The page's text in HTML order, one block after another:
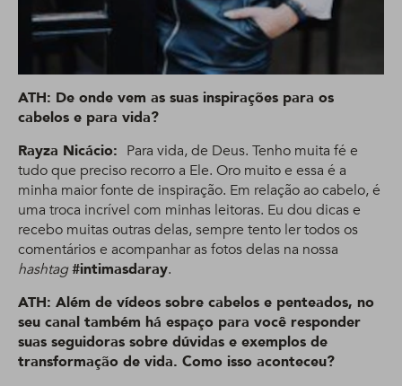
ATH: De onde vem as suas inspirações para os
cabelos e para vida?
Rayza Nicácio: Para vida, de Deus. Tenho muita fé e
tudo que preciso recorro a Ele. Oro muito e essa é a
minha maior fonte de inspiração. Em relação ao cabelo, é
uma troca incrível com minhas leitoras. Eu dou dicas e
recebo muitas outras delas, sempre tento ler todos os
comentários e acompanhar as fotos delas na nossa
hashtag#intimasdaray.
ATH: Além de vídeos sobre cabelos e penteados, no
seu canal também há espaço para você responder
suas seguidoras sobre dúvidas e exemplos de
transformação de vida. Como isso aconteceu?